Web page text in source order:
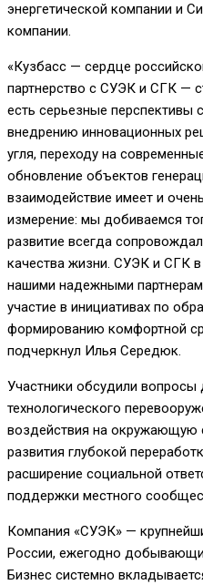
энергетической компании и
компании.
«Кузбасс — сердце
партнерство с СУЭК и СГК —
есть серьезные перспективы
внедрению инновационных
угля, переходу на
обновление объектов
взаимодействие имеет и
измерение: мы добиваемся
развитие всегда
качества жизни. СУЭК и СГК
нашими надежными
участие в инициативах по
формированию комфортной
подчеркнул Илья Середюк.
Участники обсудили вопросы
технологического
воздействия на окружающую
развития глубокой
расширение социальной
поддержки местного
Компания «СУЭК» —
России, ежегодно
Бизнес системно